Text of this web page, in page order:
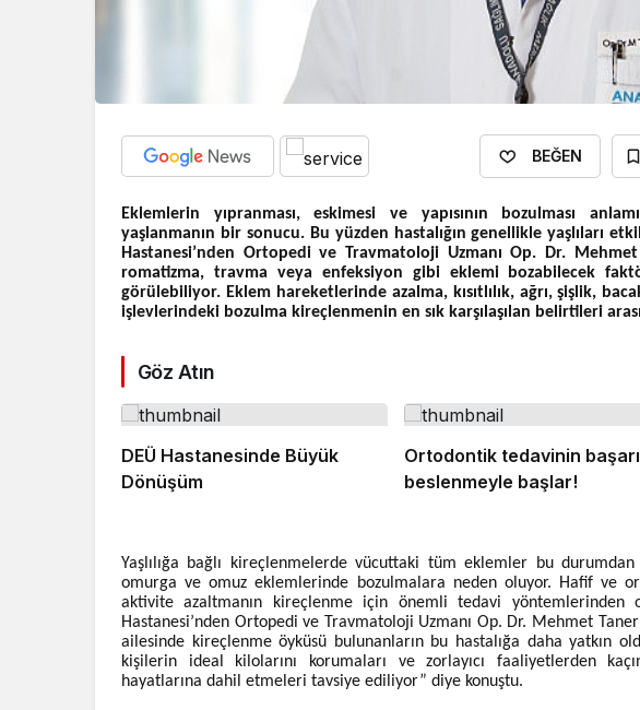
BEĞEN
Eklemlerin yıpranması, eskimesi ve yapısının bozulması
yaşlanmanın bir sonucu. Bu yüzden hastalığın genellikle yaşlıları
Hastanesi’nden Ortopedi ve Travmatoloji Uzmanı Op. Dr.
romatizma, travma veya enfeksiyon gibi eklemi bozabilecek
görülebiliyor. Eklem hareketlerinde azalma, kısıtlılık, ağrı, şişlik,
işlevlerindeki bozulma kireçlenmenin en sık karşılaşılan belirtileri
Göz Atın
DEÜ Hastanesinde Büyük
Dönüşüm
Ortodontik tedavinin
beslenmeyle başlar!
Yaşlılığa bağlı kireçlenmelerde vücuttaki tüm eklemler bu
omurga ve omuz eklemlerinde bozulmalara neden oluyor. Hafif ve
aktivite azaltmanın kireçlenme için önemli tedavi yöntemlerinden
Hastanesi’nden Ortopedi ve Travmatoloji Uzmanı Op. Dr. Mehmet
ailesinde kireçlenme öyküsü bulunanların bu hastalığa daha yatkın
kişilerin ideal kilolarını korumaları ve zorlayıcı faaliyetlerden
hayatlarına dahil etmeleri tavsiye ediliyor” diye konuştu.